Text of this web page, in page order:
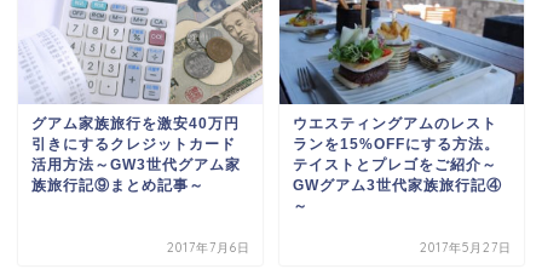
グアム家族旅行を激安40万円
引きにするクレジットカード
活用方法～GW3世代グアム家
族旅行記⑨まとめ記事～
2017年7月6日
ウエスティングアムのレスト
ランを15%OFFにする方法。
テイストとプレゴをご紹介～
GWグアム3世代家族旅行記④
～
2017年5月27日